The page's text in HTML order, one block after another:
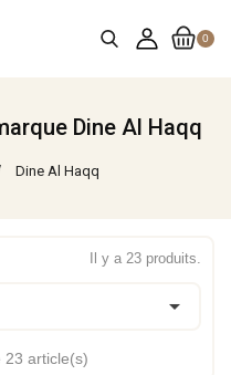
0
Dine Al Haqq
Dine Al Haqq
Il y a 23 produits.

23 article(s)